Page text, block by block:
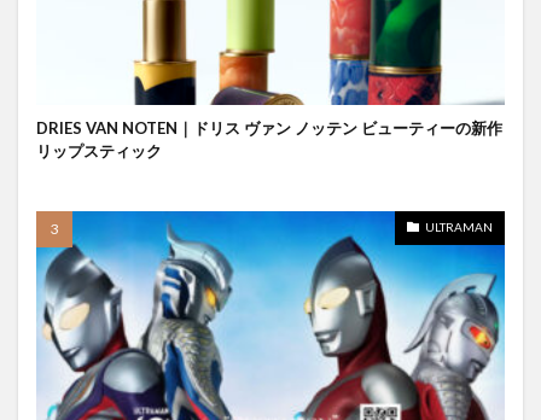
DRIES VAN NOTEN｜ドリス ヴァン ノッテン ビューティーの新作
リップスティック
ULTRAMAN